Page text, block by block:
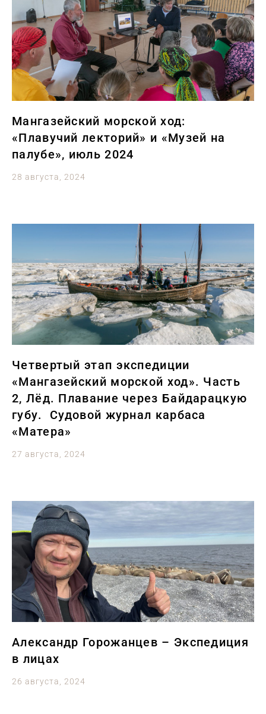
Мангазейский морской ход:
«Плавучий лекторий» и «Музей на
палубе», июль 2024
28 августа, 2024
Четвертый этап экспедиции
«Мангазейский морской ход». Часть
2, Лёд. Плавание через Байдарацкую
губу. Судовой журнал карбаса
«Матера»
27 августа, 2024
Александр Горожанцев – Экспедиция
в лицах
26 августа, 2024